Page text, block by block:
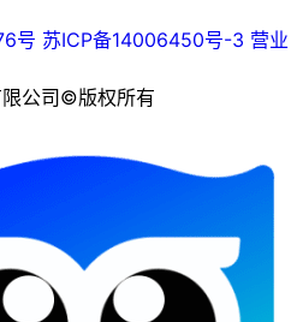
号 苏ICP备14006450号-3 营业
公司©版权所有